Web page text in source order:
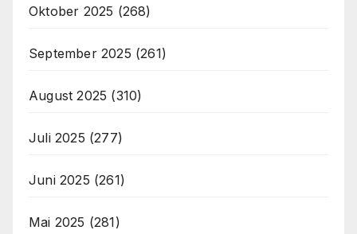
Oktober 2025 (268)
September 2025 (261)
August 2025 (310)
Juli 2025 (277)
Juni 2025 (261)
Mai 2025 (281)